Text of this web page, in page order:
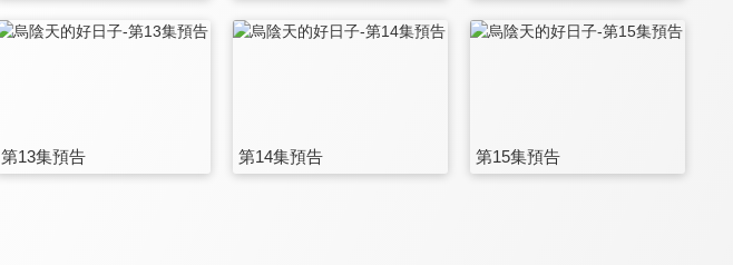
第13集預告 第14集預告 第15集預告